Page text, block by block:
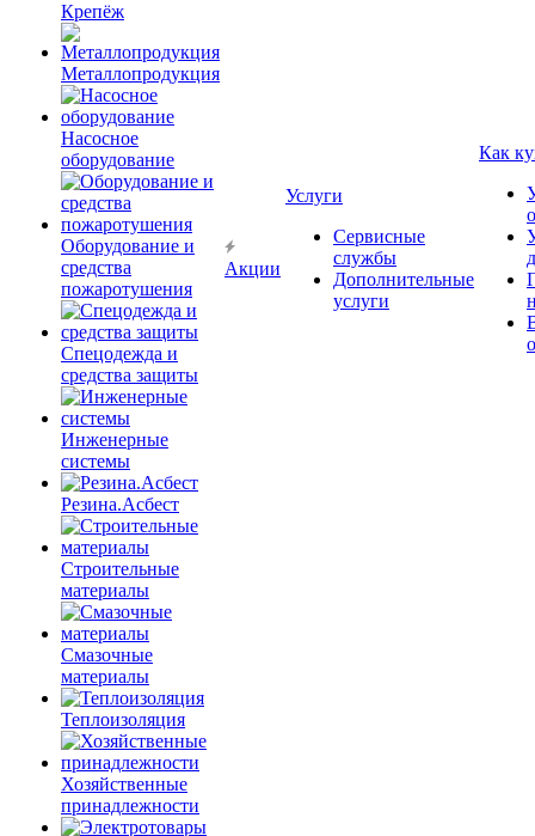
Крепёж
Металлопродукция
Насосное
оборудование
Оборудование и
средства
пожаротушения
Спецодежда и
средства защиты
Инженерные
системы
Резина.Асбест
Строительные
материалы
Смазочные
материалы
Теплоизоляция
Хозяйственные
принадлежности
Акции
Услуги
Сервисные
службы
Дополнительные
услуги
Как